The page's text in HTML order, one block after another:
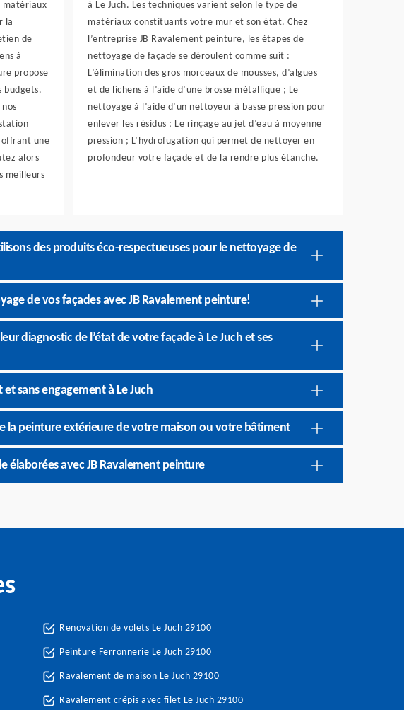
matériaux
la
de
à
propose
budgets.
offrant une
alors
meilleurs
à Le Juch. Les techniques varient selon le type de
matériaux constituants votre mur et son état. Chez
l’entreprise JB Ravalement peinture, les étapes de
nettoyage de façade se déroulent comme suit :
L’élimination des gros morceaux de mousses, d’algues
et de lichens à l’aide d’une brosse métallique ; Le
nettoyage à l’aide d’un nettoyeur à basse pression pour
enlever les résidus ; Le rinçage au jet d’eau à moyenne
pression ; L’hydrofugation qui permet de nettoyer en
profondeur votre façade et de la rendre plus étanche.
des produits éco-respectueuses pour le nettoyage de
de vos façades avec JB Ravalement peinture!
diagnostic de l’état de votre façade à Le Juch et ses
sans engagement à Le Juch
la peinture extérieure de votre maison ou votre bâtiment
élaborées avec JB Ravalement peinture
Renovation de volets Le Juch 29100
Peinture Ferronnerie Le Juch 29100
Ravalement de maison Le Juch 29100
Ravalement crépis avec filet Le Juch 29100